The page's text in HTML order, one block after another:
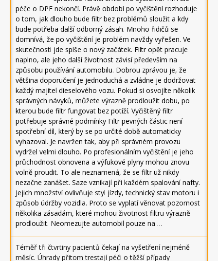
péče o DPF nekončí. Právě období po vyčištění rozhoduje
o tom, jak dlouho bude filtr bez problémů sloužit a kdy
bude potřeba další odborný zásah. Mnoho řidičů se
domnívá, že po vyčištění je problém navždy vyřešen. Ve
skutečnosti jde spíše o nový začátek. Filtr opět pracuje
naplno, ale jeho další životnost závisí především na
způsobu používání automobilu. Dobrou zprávou je, že
většina doporučení je jednoduchá a zvládne je dodržovat
každý majitel dieselového vozu. Pokud si osvojíte několik
správných návyků, můžete výrazně prodloužit dobu, po
kterou bude filtr fungovat bez potíží. Vyčištěný filtr
potřebuje správné podmínky Filtr pevných částic není
spotřební díl, který by se po určité době automaticky
vyhazoval. Je navržen tak, aby při správném provozu
vydržel velmi dlouho. Po profesionálním vyčištění je jeho
průchodnost obnovena a výfukové plyny mohou znovu
volně proudit. To ale neznamená, že se filtr už nikdy
nezačne zanášet. Saze vznikají při každém spalování nafty.
Jejich množství ovlivňuje styl jízdy, technický stav motoru i
způsob údržby vozidla. Proto se vyplatí věnovat pozornost
několika zásadám, které mohou životnost filtru výrazně
prodloužit. Neomezujte automobil pouze na …
Téměř tři čtvrtiny pacientů čekají na vyšetření nejméně
měsíc. Úhrady přitom trestají péči o těžší případy